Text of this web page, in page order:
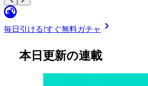
毎日引ける!すぐ無料ガチャ
本日更新の連載